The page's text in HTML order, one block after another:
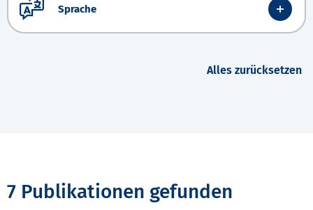
Sprache
Alles zurücksetzen
7 Publikationen gefunden